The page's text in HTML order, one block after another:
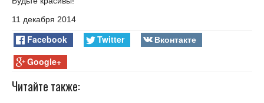
11 декабря 2014
Facebook Twitter
Вконтакте
Google+
Читайте также: